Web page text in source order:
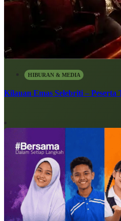
HIBURAN & MEDIA
Kilauan Emas Selebriti –